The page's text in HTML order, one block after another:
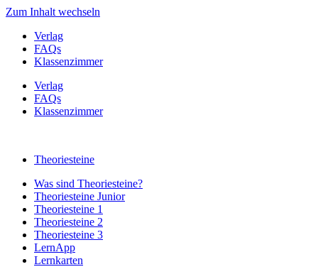
Zum Inhalt wechseln
Verlag
FAQs
Klassenzimmer
Verlag
FAQs
Klassenzimmer
Theoriesteine
Was sind Theoriesteine?
Theoriesteine Junior
Theoriesteine 1
Theoriesteine 2
Theoriesteine 3
LernApp
Lernkarten